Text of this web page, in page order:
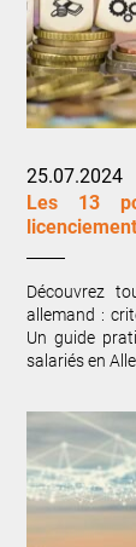
25.07.2024
Les 13
Découvrez
allemand :
Un guide
salariés en